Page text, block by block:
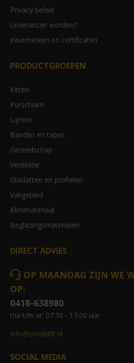
Privacy beleid
Leverancier worden?
Keurmerken en certificaten
PRODUCTGROEPEN
Kitten
Purschuim
Lijmen
Banden en tapes
Gereedschap
Ventilatie
Glaslatten en profielen
Vakgebied
Klimmateriaal
Beglazingsmaterialen
DIRECT ADVIES
OP MAANDAG ZIJN WE
OP:
0418-638980
ma t/m vr: 07.30 - 17.00 uur
info@combifit.nl
SOCIAL MEDIA